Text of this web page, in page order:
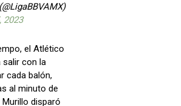
2023
el Atlético
salir con la
cada balón,
al minuto de
disparó